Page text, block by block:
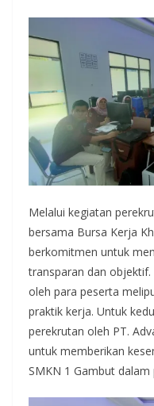
Melalui kegiatan
bersama Bursa Kerja
berkomitmen untuk
transparan dan objektif.
oleh para peserta
praktik kerja. Untuk
perekrutan oleh PT.
untuk memberikan
SMKN 1 Gambut